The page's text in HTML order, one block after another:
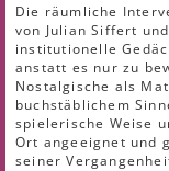
Die räumliche
von Julian Siffert
institutionelle
anstatt es nur zu
Nostalgische als
buchstäblichem
spielerische Weise
Ort angeeignet und
seiner